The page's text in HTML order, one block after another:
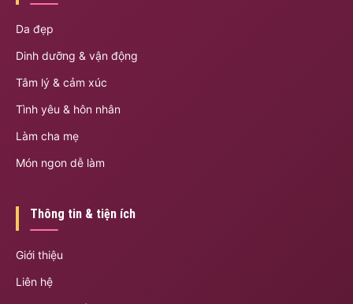
Da đẹp
Dinh dưỡng & vận động
Tâm lý & cảm xúc
Tình yêu & hôn nhân
Làm cha mẹ
Món ngon dễ làm
Thông tin & tiện ích
Giới thiệu
Liên hệ